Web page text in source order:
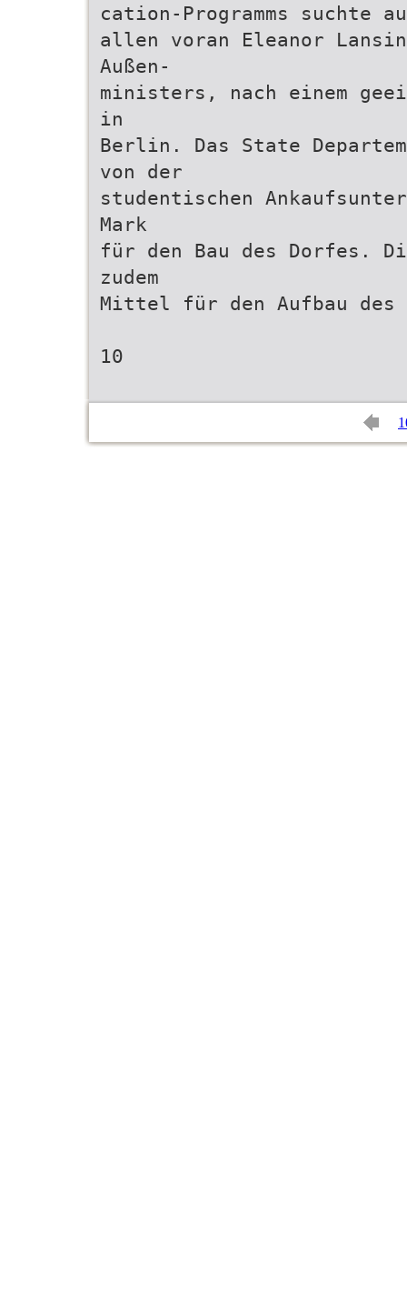
cation-Programms suchte
allen voran Eleanor
Außen-
ministers, nach einem
in
Berlin. Das State
von der
studentischen
Mark
für den Bau des Dorfes.
zudem
Mittel für den Aufbau des
10